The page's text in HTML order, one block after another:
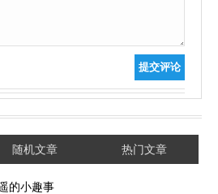
提交评论
随机文章 热门文章
的小趣事